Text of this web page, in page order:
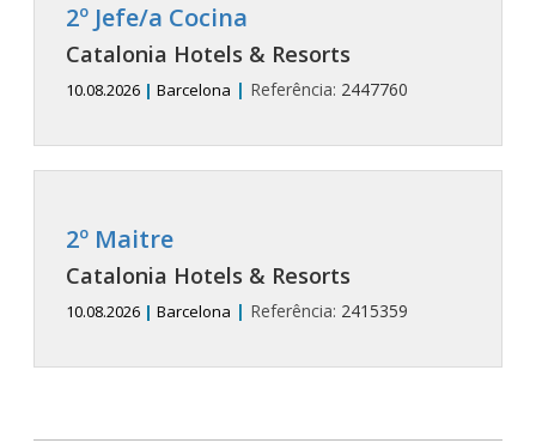
2º Jefe/a Cocina
Catalonia Hotels & Resorts
10.08.2026 | Barcelona | Referência: 2447760
2º Maitre
Catalonia Hotels & Resorts
10.08.2026 | Barcelona | Referência: 2415359